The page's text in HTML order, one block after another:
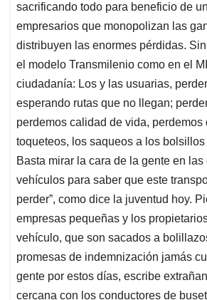
sacrificando todo para beneficio de
empresarios que monopolizan las
distribuyen las enormes pérdidas.
el modelo Transmilenio como en el
ciudadanía: Los y las usuarias,
esperando rutas que no llegan;
perdemos calidad de vida,
toqueteos, los saqueos a los
Basta mirar la cara de la gente en
vehículos para saber que este
perder”, como dice la juventud hoy.
empresas pequeñas y los
vehículo, que son sacados a
promesas de indemnización jamás
gente por estos días, escribe
cercana con los conductores de